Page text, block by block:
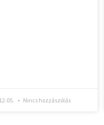
Nincs hozzászólás